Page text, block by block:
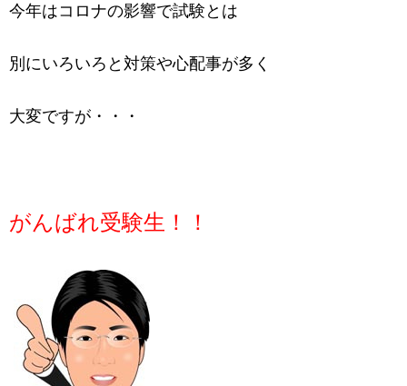
今年はコロナの影響で試験とは
別にいろいろと対策や心配事が多く
大変ですが・・・
がんばれ受験生！！